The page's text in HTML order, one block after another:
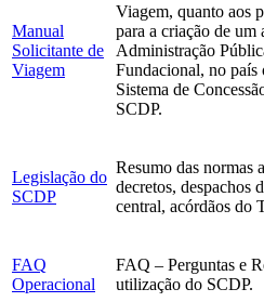
Manual
Solicitante de
Viagem
Viagem, quanto aos
para a criação de um
Administração
Fundacional, no
Sistema de
SCDP.
Legislação do
SCDP
Resumo das normas
decretos, despachos
central, acórdãos do
FAQ
Operacional
FAQ – Perguntas e
utilização do SCDP.